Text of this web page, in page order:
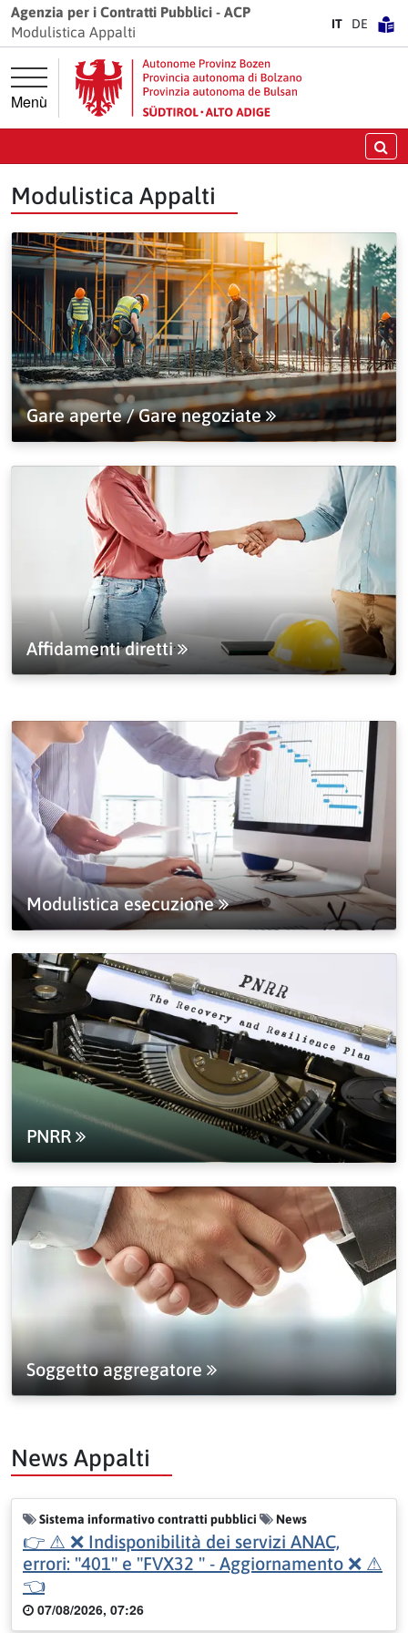
Vai direttamente alla navigazione principale
Vai al contenuto principale
Agenzia per i Contratti Pubblici - ACP
Modulistica Appalti
IT DE
Menù
Modulistica Appalti
Gare aperte / Gare negoziate
Affidamenti diretti
Modulistica esecuzione
PNRR
Soggetto aggregatore
News Appalti
Sistema informativo contratti pubblici News
👉 ⚠ ❌ Indisponibilità dei servizi ANAC,
errori: "401" e "FVX32 " - Aggiornamento ❌ ⚠
👈
07/08/2026, 07:26